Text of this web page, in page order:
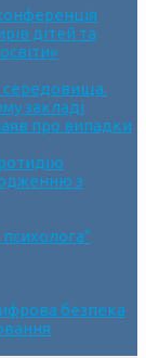
дітей та
середовища.
закладі
про випадки
з
психолога”
безпека